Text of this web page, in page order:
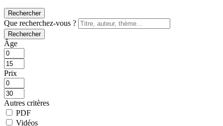
Rechercher
Que recherchez-vous ?
Rechercher
Âge
Prix
Autres critères
PDF
Vidéos